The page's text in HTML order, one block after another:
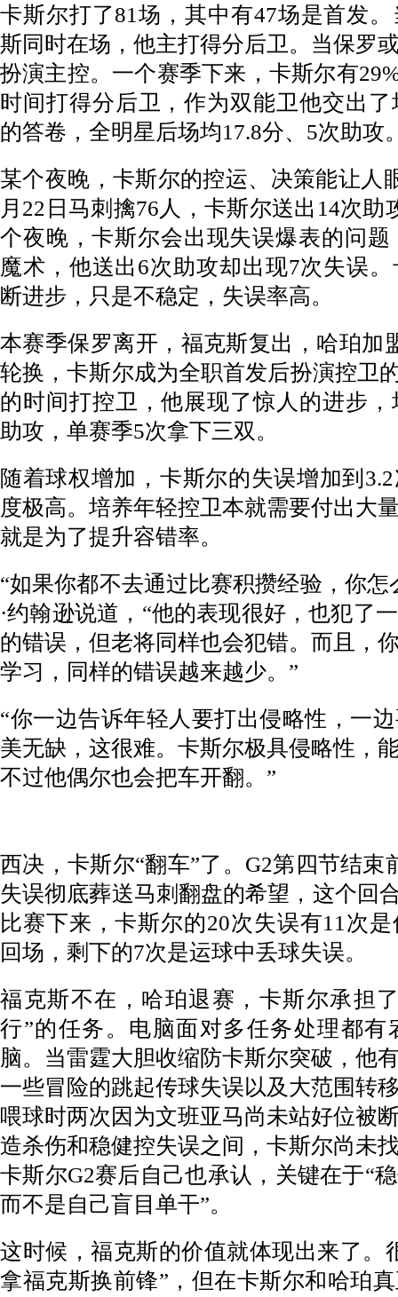
卡斯尔打了81场，其中有47场是首发
斯同时在场，他主打得分后卫。当保罗
扮演主控。一个赛季下来，卡斯尔有
时间打得分后卫，作为双能卫他交出了
的答卷，全明星后场均17.8分、5次助攻
某个夜晚，卡斯尔的控运、决策能让人
月22日马刺擒76人，卡斯尔送出14次助
个夜晚，卡斯尔会出现失误爆表的问题
魔术，他送出6次助攻却出现7次失误
断进步，只是不稳定，失误率高。
本赛季保罗离开，福克斯复出，哈珀加
轮换，卡斯尔成为全职首发后扮演控卫
的时间打控卫，他展现了惊人的进步，
助攻，单赛季5次拿下三双。
随着球权增加，卡斯尔的失误增加到
度极高。培养年轻控卫本就需要付出大
就是为了提升容错率。
“如果你都不去通过比赛积攒经验，你
·约翰逊说道，“他的表现很好，也犯了
的错误，但老将同样也会犯错。而且，
学习，同样的错误越来越少。”
“你一边告诉年轻人要打出侵略性，一
美无缺，这很难。卡斯尔极具侵略性，
不过他偶尔也会把车开翻。”
西决，卡斯尔“翻车”了。G2第四节结束
失误彻底葬送马刺翻盘的希望，这个回
比赛下来，卡斯尔的20次失误有11次
回场，剩下的7次是运球中丢球失误。
福克斯不在，哈珀退赛，卡斯尔承担
行”的任务。电脑面对多任务处理都有
脑。当雷霆大胆收缩防卡斯尔突破，他
一些冒险的跳起传球失误以及大范围转
喂球时两次因为文班亚马尚未站好位被
造杀伤和稳健控失误之间，卡斯尔尚未
卡斯尔G2赛后自己也承认，关键在于“
而不是自己盲目单干”。
这时候，福克斯的价值就体现出来了。
拿福克斯换前锋”，但在卡斯尔和哈珀